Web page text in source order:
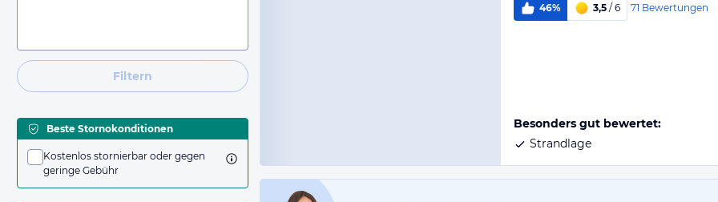
Filtern
Beste Stornokonditionen
Kostenlos stornierbar oder gegen
geringe Gebühr
46% 3,5 / 6 71 Bewertungen
Besonders gut bewertet:
Strandlage